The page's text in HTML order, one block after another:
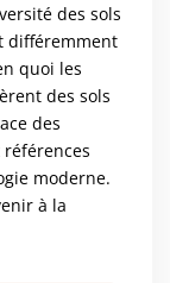
des sols
différemment
quoi les
des sols
des
moderne.
à la